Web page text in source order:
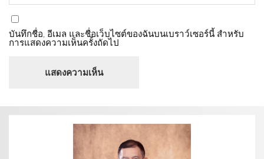
บันทึกชื่อ, อีเมล และชื่อเว็บไซต์ของฉันบนเบราว์เซอร์นี้ สำหรับ
การแสดงความเห็นครั้งถัดไป